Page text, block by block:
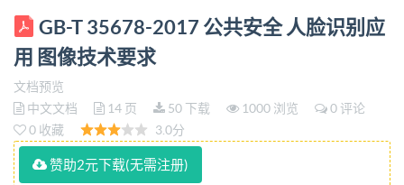
ICS 13.310 A 91 中华人民共和国国家标准 GB/T
35678—2017 公共安全 人脸识别应用 图像技术要求
Public securityFace recognition application- Technical
requirements for face images 2018-07-01实施 2017-
12-29发布 中华人民共和国国家质量监督检验检疫总
局 发布 中国国家标准化管理委员会 GB/T35678—
2017 前言 本标准按照GB/T1.1—2009给出的规则起
GB-T 35678-2017 公共安全 人脸识别应
用 图像技术要求
文档预览
中文文档
14 页 50 下载 1000 浏览
0 评论
0 收藏
3.0分
赞助2元下载(无需注册)